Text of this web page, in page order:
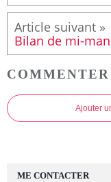
Ajouter
ME CONTACTER